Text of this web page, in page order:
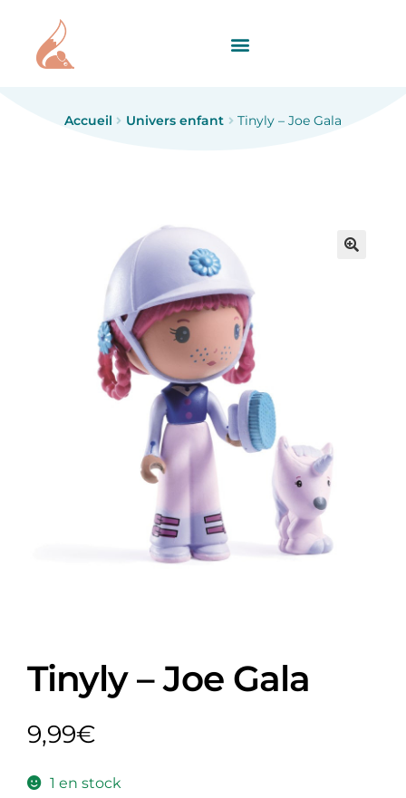
Accueil Univers enfant Tinyly – Joe Gala
Tinyly – Joe Gala
9,99€
1 en stock